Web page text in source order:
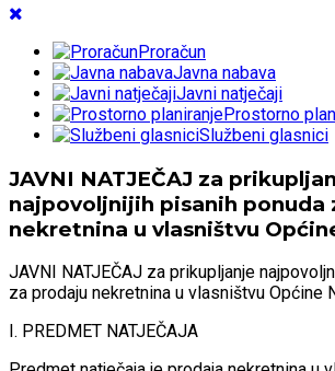
Proračun
Javna nabava
Javni natječaji
Prostorno
Službeni glasnici
JAVNI NATJEČAJ za
najpovoljnijih pisanih ponuda
nekretnina u vlasništvu
JAVNI NATJEČAJ za prikupljanje
za prodaju nekretnina u vlasništvu Općine
I. PREDMET NATJEČAJA